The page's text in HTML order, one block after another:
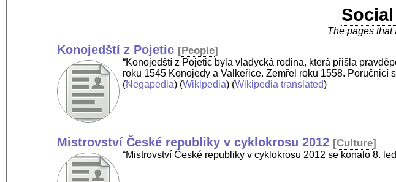
The pages
Konojedští z Pojetic [People]
“Konojedští z Pojetic byla vladycká rodina, která přišla
roku 1545 Konojedy a Valkeřice. Zemřel roku 1558. Poručnicí
(Negapedia) (Wikipedia) (Wikipedia translated)
Mistrovství České republiky v cyklokrosu 2012 [Culture]
“Mistrovství České republiky v cyklokrosu 2012 se konalo 8.